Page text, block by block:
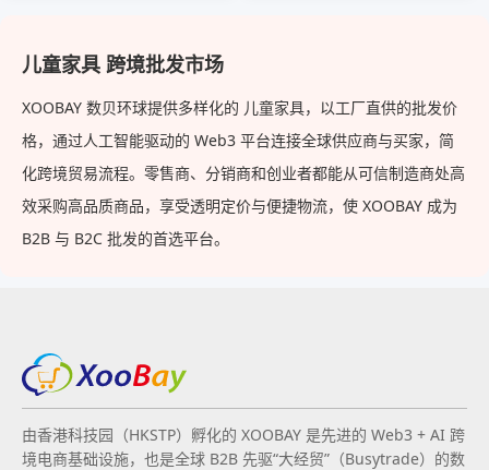
儿童家具 跨境批发市场
XOOBAY 数贝环球提供多样化的 儿童家具，以工厂直供的批发价
格，通过人工智能驱动的 Web3 平台连接全球供应商与买家，简
化跨境贸易流程。零售商、分销商和创业者都能从可信制造商处高
效采购高品质商品，享受透明定价与便捷物流，使 XOOBAY 成为
B2B 与 B2C 批发的首选平台。
由香港科技园（HKSTP）孵化的 XOOBAY 是先进的 Web3 + AI 跨
境电商基础设施，也是全球 B2B 先驱“大经贸”（Busytrade）的数